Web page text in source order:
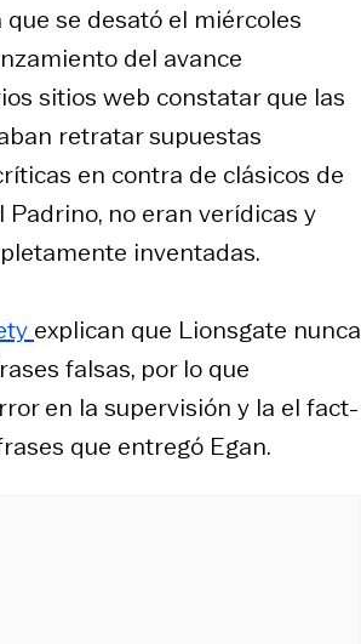
se desató el miércoles
del avance
sitios web constatar que las
retratar supuestas
en contra de clásicos de
Padrino, no eran verídicas y
inventadas.
explican que Lionsgate nunca
falsas, por lo que
en la supervisión y la el fact-
que entregó Egan.